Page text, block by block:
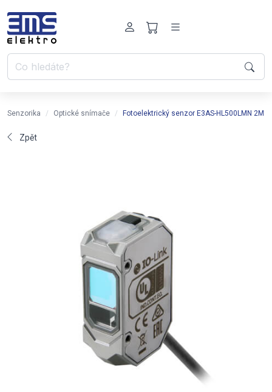
Senzorika Optické snímače Fotoelektrický senzor E3AS-HL500LMN 2M
Zpět